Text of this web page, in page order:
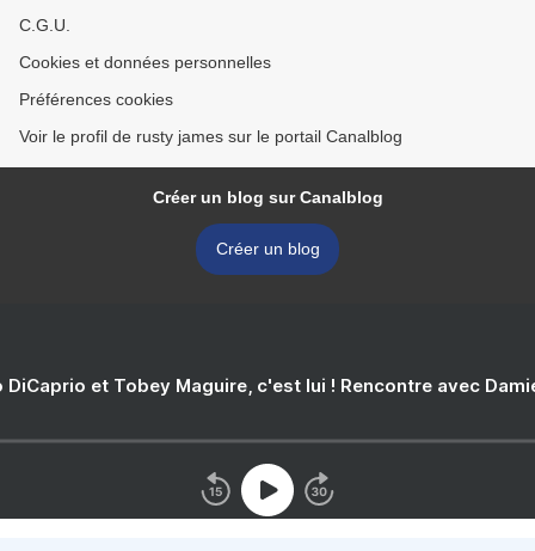
C.G.U.
Cookies et données personnelles
Préférences cookies
Voir le profil de rusty james sur le portail Canalblog
Créer un blog sur Canalblog
Créer un blog
DiCaprio et Tobey Maguire, c'est lui ! Rencontre avec